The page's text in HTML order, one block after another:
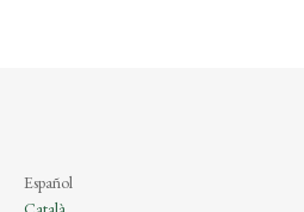
Español